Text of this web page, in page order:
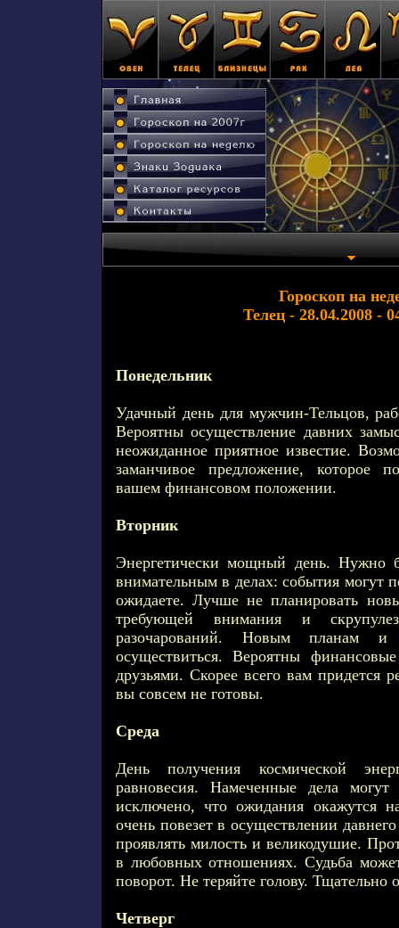
Гороскоп на
Телец - 28.04.2008 -
Понедельник
Удачный день для мужчин-Тельцов,
Вероятны осуществление давних
неожиданное приятное известие.
заманчивое предложение, которое
вашем финансовом положении.
Вторник
Энергетически мощный день. Нужно
внимательным в делах: события могут
ожидаете. Лучше не планировать
требующей внимания и
разочарований. Новым планам
осуществиться. Вероятны
друзьями. Скорее всего вам придется
вы совсем не готовы.
Среда
День получения космической
равновесия. Намеченные дела могут
исключено, что ожидания окажутся
очень повезет в осуществлении
проявлять милость и великодушие.
в любовных отношениях. Судьба
поворот. Не теряйте голову.
Четверг